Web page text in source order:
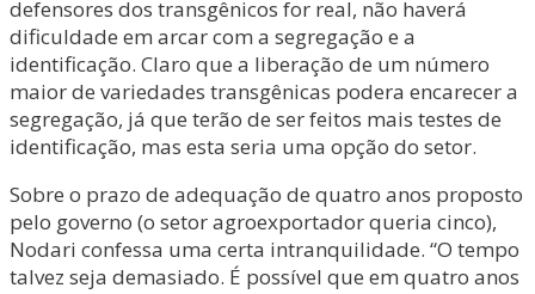
defensores dos transgênicos for real, não haverá
dificuldade em arcar com a segregação e a
identificação. Claro que a liberação de um número
maior de variedades transgênicas podera encarecer a
segregação, já que terão de ser feitos mais testes de
identificação, mas esta seria uma opção do setor.
Sobre o prazo de adequação de quatro anos proposto
pelo governo (o setor agroexportador queria cinco),
Nodari confessa uma certa intranquilidade. “O tempo
talvez seja demasiado. É possível que em quatro anos